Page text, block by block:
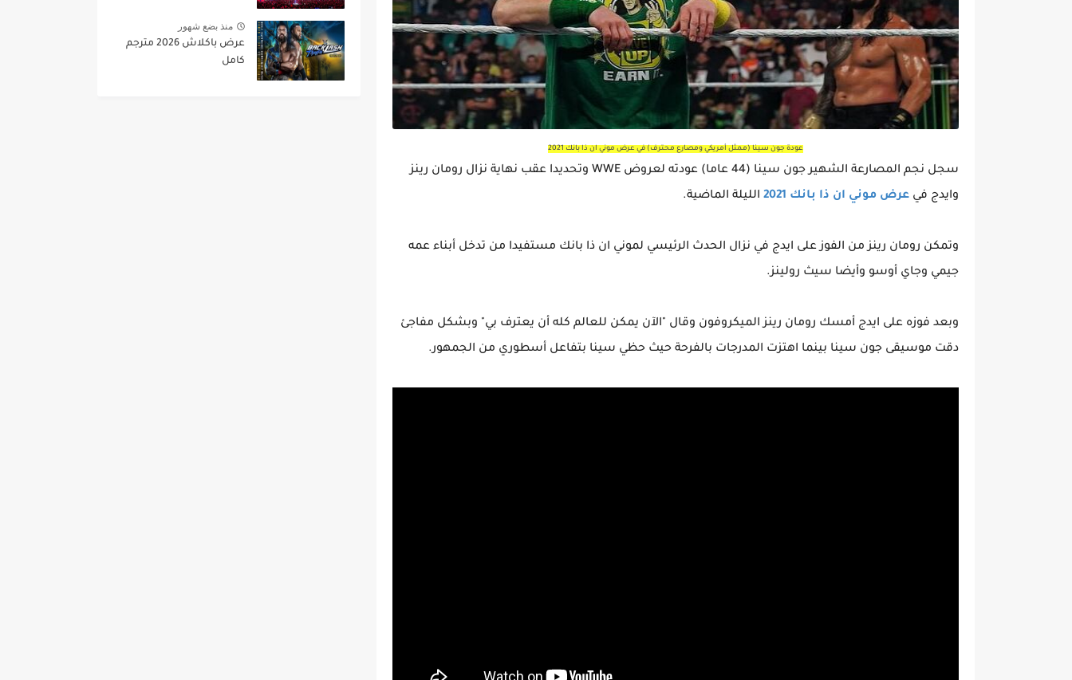
عودة جون سينا (ممثل أمريكي ومصارع محترف) في عرض موني ان ذا بانك 2021
سجل نجم المصارعة الشهير جون سينا (44 عاما) عودته لعروض WWE وتحديدا عقب نهاية نزال رومان رينز
وايدج في عرض موني ان ذا بانك 2021 الليلة الماضية.
وتمكن رومان رينز من الفوز على ايدج في نزال الحدث الرئيسي لموني ان ذا بانك مستفيدا من تدخل أبناء عمه
جيمي وجاي أوسو وأيضا سيث رولينز.
وبعد فوزه على ايدج أمسك رومان رينز الميكروفون وقال "الآن يمكن للعالم كله أن يعترف بي" وبشكل مفاجئ
دقت موسيقى جون سينا بينما اهتزت المدرجات بالفرحة حيث حظي سينا بتفاعل أسطوري من الجمهور.
منذ بضع شهور
عرض باكلاش 2026 مترجم
كامل